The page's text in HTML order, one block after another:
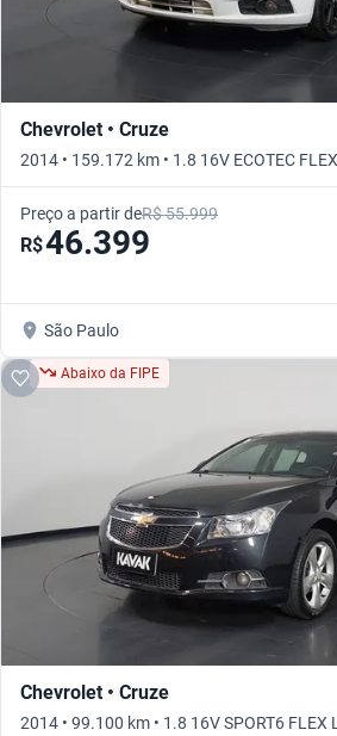
Chevrolet • Cruze
2014 • 159.172 km • 1.8 16V ECOTEC
Preço a partir deR$ 55.999
R$46.399
São Paulo
Abaixo da FIPE
Chevrolet • Cruze
2014 • 99.100 km • 1.8 16V SPORT6 FLEX